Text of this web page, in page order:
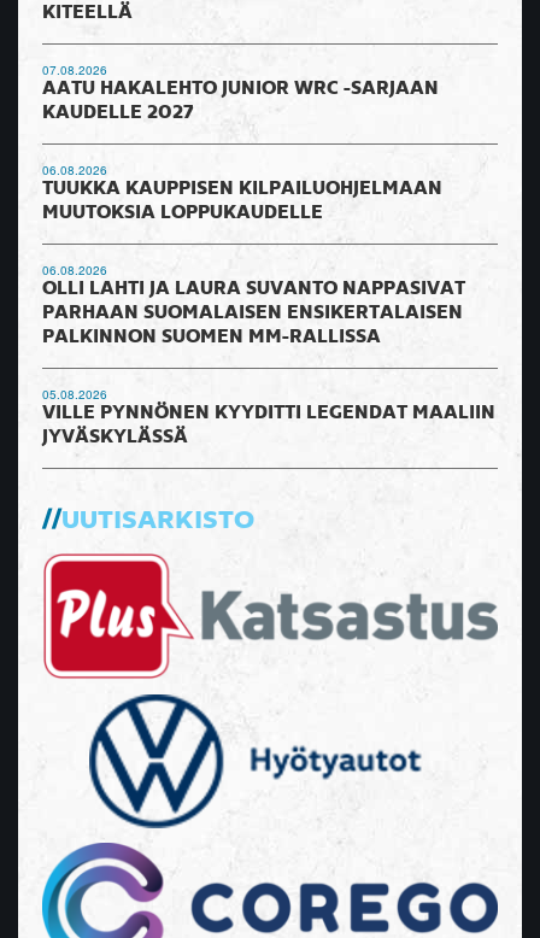
KITEELLÄ
07.08.2026
AATU HAKALEHTO JUNIOR WRC -SARJAAN
KAUDELLE 2027
06.08.2026
TUUKKA KAUPPISEN KILPAILUOHJELMAAN
MUUTOKSIA LOPPUKAUDELLE
06.08.2026
OLLI LAHTI JA LAURA SUVANTO NAPPASIVAT
PARHAAN SUOMALAISEN ENSIKERTALAISEN
PALKINNON SUOMEN MM-RALLISSA
05.08.2026
VILLE PYNNÖNEN KYYDITTI LEGENDAT MAALIIN
JYVÄSKYLÄSSÄ
UUTISARKISTO